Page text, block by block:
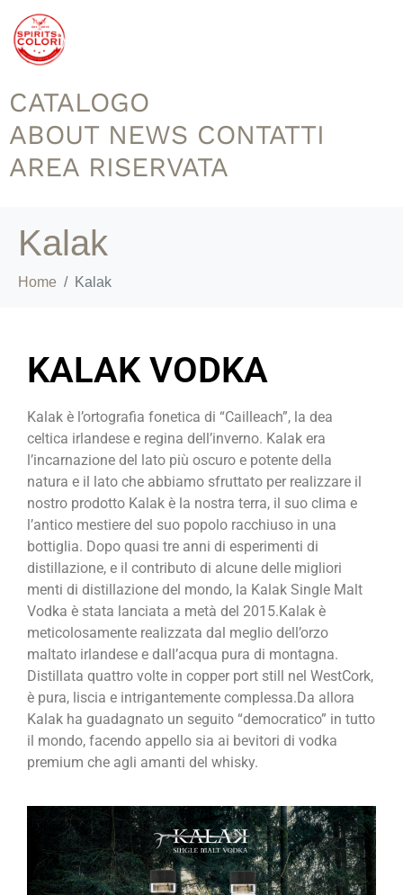
CATALOGO
ABOUT NEWS CONTATTI
AREA RISERVATA
Kalak
Home Kalak
KALAK VODKA
Kalak è l’ortografia fonetica di “Cailleach”, la dea
celtica irlandese e regina dell’inverno. Kalak era
l’incarnazione del lato più oscuro e potente della
natura e il lato che abbiamo sfruttato per realizzare il
nostro prodotto Kalak è la nostra terra, il suo clima e
l’antico mestiere del suo popolo racchiuso in una
bottiglia. Dopo quasi tre anni di esperimenti di
distillazione, e il contributo di alcune delle migliori
menti di distillazione del mondo, la Kalak Single Malt
Vodka è stata lanciata a metà del 2015.Kalak è
meticolosamente realizzata dal meglio dell’orzo
maltato irlandese e dall’acqua pura di montagna.
Distillata quattro volte in copper port still nel WestCork,
è pura, liscia e intrigantemente complessa.Da allora
Kalak ha guadagnato un seguito “democratico” in tutto
il mondo, facendo appello sia ai bevitori di vodka
premium che agli amanti del whisky.